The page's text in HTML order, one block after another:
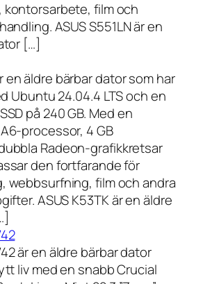
film och
ASUS S551LN är en
[…]
en äldre bärbar dator som har
Ubuntu 24.04.4 LTS och en
på 240 GB. Med en
processor, 4 GB
Radeon-grafikkretsar
den fortfarande för
webbsurfning, film och andra
ASUS K53TK är en äldre
är en äldre bärbar dator
liv med en snabb Crucial